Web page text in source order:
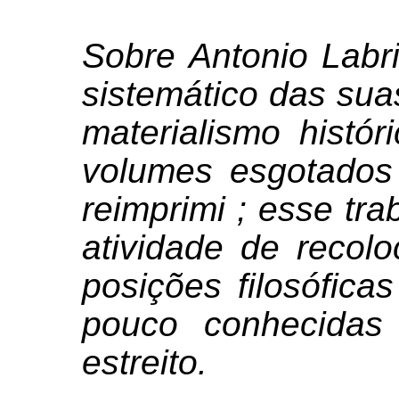
Sobre Antonio
sistemático das
materialismo
volumes
reimprimi ; esse
atividade de
posições
pouco
estreito.